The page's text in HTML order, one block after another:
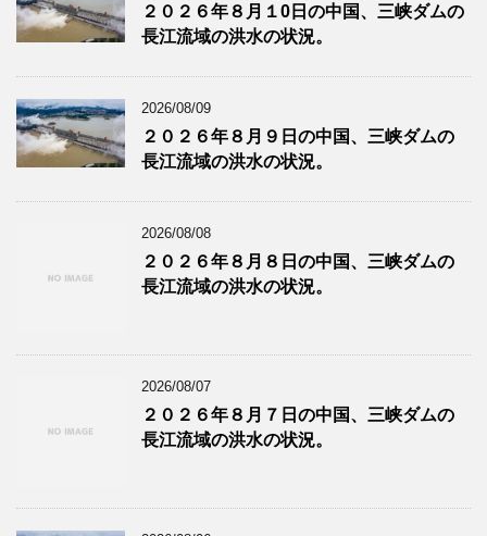
２０２６年８月１0日の中国、三峡ダムの
長江流域の洪水の状況。
2026/08/09
２０２６年８月９日の中国、三峡ダムの
長江流域の洪水の状況。
2026/08/08
２０２６年８月８日の中国、三峡ダムの
長江流域の洪水の状況。
2026/08/07
２０２６年８月７日の中国、三峡ダムの
長江流域の洪水の状況。